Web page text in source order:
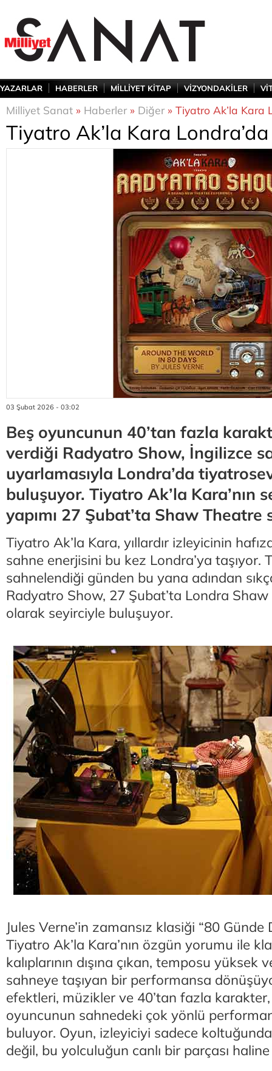
YAZARLAR HABERLER MİLLİYET KİTAP VİZYONDAKİLER
Milliyet Sanat » Haberler» Diğer» Tiyatro Ak’la Kara
Tiyatro Ak’la Kara Londra’da
03 Şubat 2026 - 03:02
Beş oyuncunun 40’tan fazla
verdiği Radyatro Show, İngilizce
uyarlamasıyla Londra’da
buluşuyor. Tiyatro Ak’la Kara’nın
yapımı 27 Şubat’ta Shaw Theatre
Tiyatro Ak’la Kara, yıllardır izleyicinin
sahne enerjisini bu kez Londra’ya taşıyor.
sahnelendiği günden bu yana adından
Radyatro Show, 27 Şubat’ta Londra Shaw
olarak seyirciyle buluşuyor.
Jules Verne’in zamansız klasiği “80 Günde
Tiyatro Ak’la Kara’nın özgün yorumu ile
kalıplarının dışına çıkan, temposu yüksek
sahneye taşıyan bir performansa
efektleri, müzikler ve 40’tan fazla karakter,
oyuncunun sahnedeki çok yönlü
buluyor. Oyun, izleyiciyi sadece
değil, bu yolculuğun canlı bir parçası